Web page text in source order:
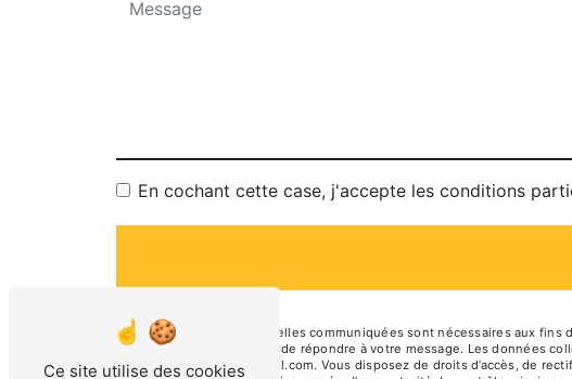
En cochant cette case, j'accepte les conditions
** Les données personnelles communiquées sont nécessaires aux
traitants dans le seul but de répondre à votre message. Les données
georgette.epicerie@gmail.com. Vous disposez de droits d’accès, de
Ce site utilise des cookies